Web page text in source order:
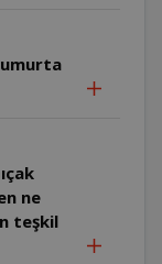
ne
teşkil